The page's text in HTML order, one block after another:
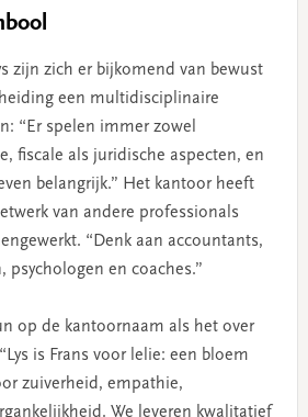
zijn zich er bijkomend van bewust
een multidisciplinaire
“Er spelen immer zowel
fiscale als juridische aspecten, en
belangrijk.” Het kantoor heeft
van andere professionals
“Denk aan accountants,
psychologen en coaches.”
op de kantoornaam als het over
is Frans voor lelie: een bloem
zuiverheid, empathie,
We leveren kwalitatief